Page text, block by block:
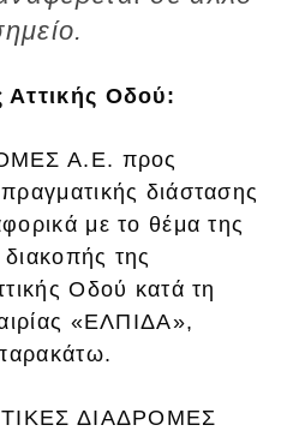
Οδού:
Α.Ε. προς
διάστασης
με το θέμα της
διακοπής της
Οδού κατά τη
«ΕΛΠΙΔΑ»,
ΔΙΑΔΡΟΜΕΣ